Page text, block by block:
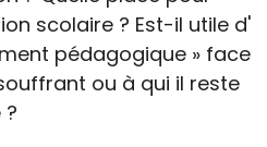
scolaire ? Est-il utile d'
pédagogique » face
ou à qui il reste